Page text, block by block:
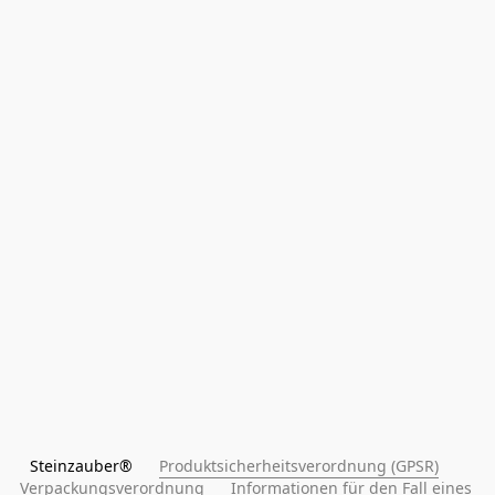
Steinzauber® Produktsicherheitsverordnung (GPSR)
Verpackungsverordnung
Informationen für den Fall eines